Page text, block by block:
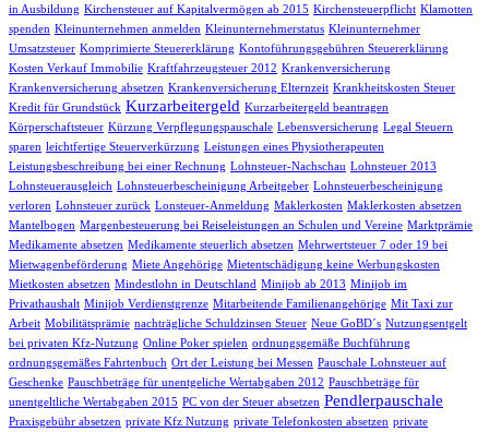
in Ausbildung Kirchensteuer auf Kapitalvermögen ab 2015 Kirchensteuerpflicht Klamotten
spenden Kleinunternehmen anmelden Kleinunternehmerstatus Kleinunternehmer
Umsatzsteuer Komprimierte Steuererklärung Kontoführungsgebühren Steuererklärung
Kosten Verkauf Immobilie Kraftfahrzeugsteuer 2012 Krankenversicherung
Krankenversicherung absetzen Krankenversicherung Elternzeit Krankheitskosten Steuer
Kredit für Grundstück Kurzarbeitergeld Kurzarbeitergeld beantragen
Körperschaftsteuer Kürzung Verpflegungspauschale Lebensversicherung Legal Steuern
sparen leichtfertige Steuerverkürzung Leistungen eines Physiotherapeuten
Leistungsbeschreibung bei einer Rechnung Lohnsteuer-Nachschau Lohnsteuer 2013
Lohnsteuerausgleich Lohnsteuerbescheinigung Arbeitgeber Lohnsteuerbescheinigung
verloren Lohnsteuer zurück Lonsteuer-Anmeldung Maklerkosten Maklerkosten absetzen
Mantelbogen Margenbesteuerung bei Reiseleistungen an Schulen und Vereine Marktprämie
Medikamente absetzen Medikamente steuerlich absetzen Mehrwertsteuer 7 oder 19 bei
Mietwagenbeförderung Miete Angehörige Mietentschädigung keine Werbungskosten
Mietkosten absetzen Mindestlohn in Deutschland Minijob ab 2013 Minijob im
Privathaushalt Minijob Verdienstgrenze Mitarbeitende Familienangehörige Mit Taxi zur
Arbeit Mobilitätsprämie nachträgliche Schuldzinsen Steuer Neue GoBD´s Nutzungsentgelt
bei privaten Kfz-Nutzung Online Poker spielen ordnungsgemäße Buchführung
ordnungsgemäßes Fahrtenbuch Ort der Leistung bei Messen Pauschale Lohnsteuer auf
Geschenke Pauschbeträge für unentgeliche Wertabgaben 2012 Pauschbeträge für
unentgeltliche Wertabgaben 2015 PC von der Steuer absetzen Pendlerpauschale
Praxisgebühr absetzen private Kfz Nutzung private Telefonkosten absetzen private